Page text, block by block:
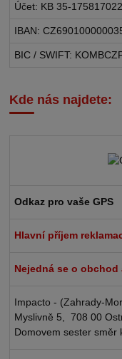
Účet: KB 35-
IBAN:
BIC / SWIFT:
Kde nás najdete:
Odkaz pro vaše GPS
Hlavní příjem
Nejedná se o
Impacto - (Zahrady-
Myslivně 5, 708 00
Domovem sester směr